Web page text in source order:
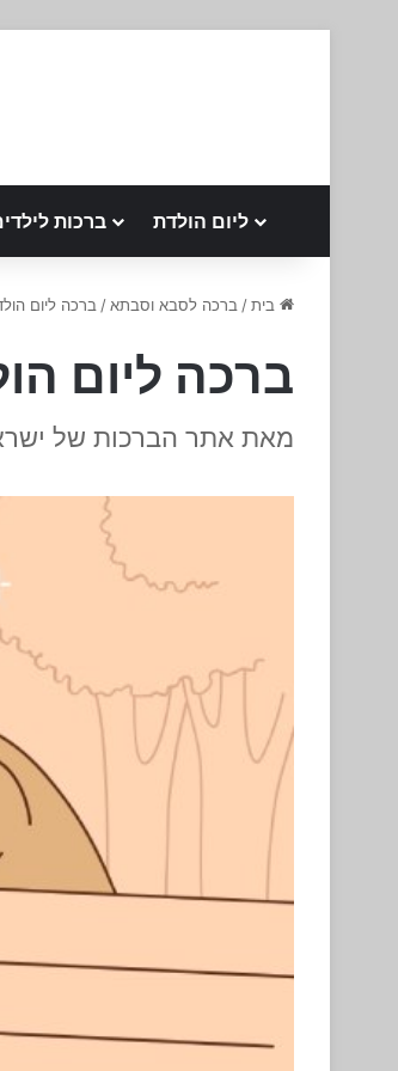
ליום הולדת ברכות
בית/ ברכה לסבא וסבתא/ ברכה ליום
ברכה ליום
מאת אתר הברכות של